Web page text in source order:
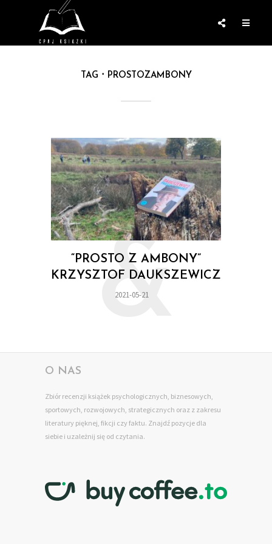
TAG PROSTOZAMBONY
“PROSTO Z AMBONY”
KRZYSZTOF DAUKSZEWICZ
2021-05-21
&
O NAS
Zbiór recenzji książek psychologicznych, biznesowych,
sportowych, rozwojowych, strategicznych oraz z zakresu
literatury pięknej, fikcji czy faktu. Znajdź pozycje dla
siebie i uzależnij się od czytania.